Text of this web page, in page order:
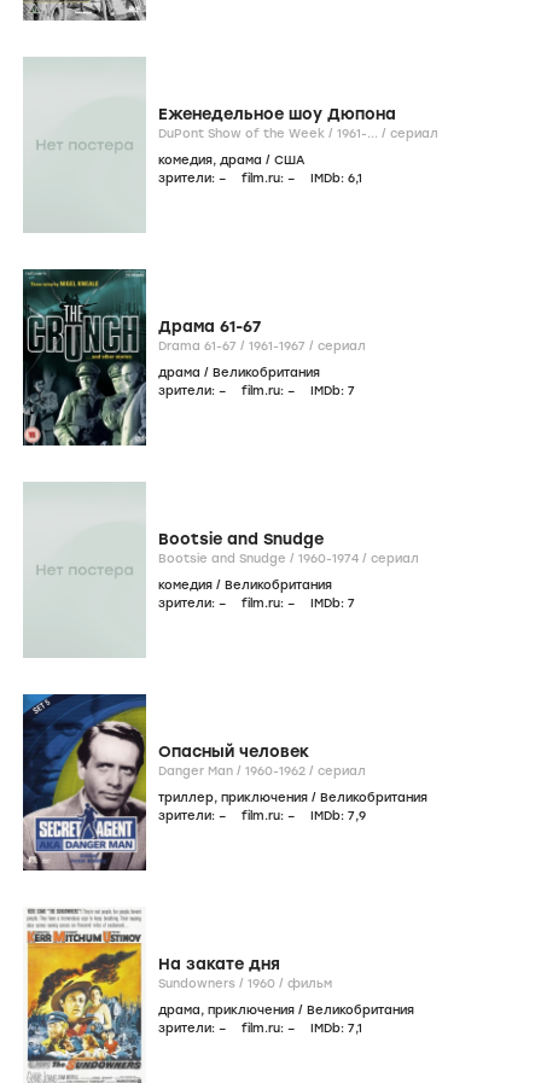
Еженедельное шоу Дюпона
DuPont Show of the Week / 1961-... / сериал
комедия, драма / США
зрители: – film.ru: – IMDb: 6,1
Драма 61-67
Drama 61-67 / 1961-1967 / сериал
драма / Великобритания
зрители: – film.ru: – IMDb: 7
Bootsie and Snudge
Bootsie and Snudge / 1960-1974 / сериал
комедия / Великобритания
зрители: – film.ru: – IMDb: 7
Опасный человек
Danger Man / 1960-1962 / сериал
триллер, приключения / Великобритания
зрители: – film.ru: – IMDb: 7,9
На закате дня
Sundowners / 1960 / фильм
драма, приключения / Великобритания
зрители: – film.ru: – IMDb: 7,1